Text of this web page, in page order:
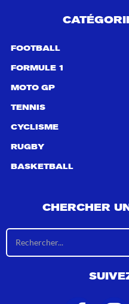
FOOTBALL
FORMULE 1
MOTO GP
TENNIS
CYCLISME
RUGBY
BASKETBALL
CHERCHER
s
l
a